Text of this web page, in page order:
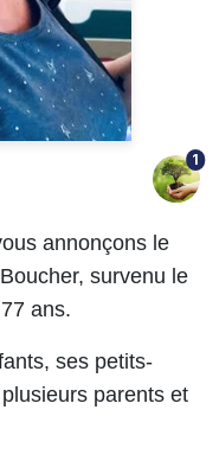
1
annonçons le
survenu le
ans.
ses petits-
parents et